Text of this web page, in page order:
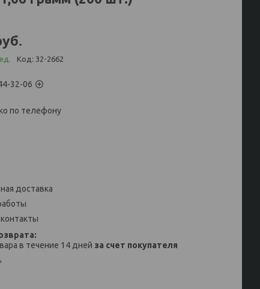
Код: 32-2662
32-06
по телефону
доставка
в течение 14 дней за счет покупателя